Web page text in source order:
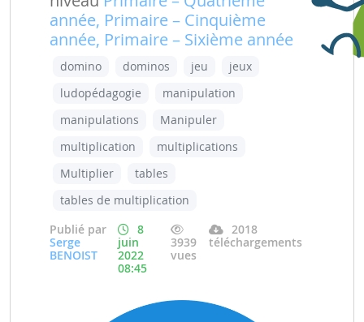
année, Primaire – Cinquième
année, Primaire – Sixième année
domino dominos jeu
jeux
ludopédagogie
manipulation
manipulations
Manipuler
multiplication
multiplications
Multiplier
tables
tables de multiplication
Publié par
Serge
BENOIST
8
juin
2022
08:45
3939
vues
2018
téléchargements